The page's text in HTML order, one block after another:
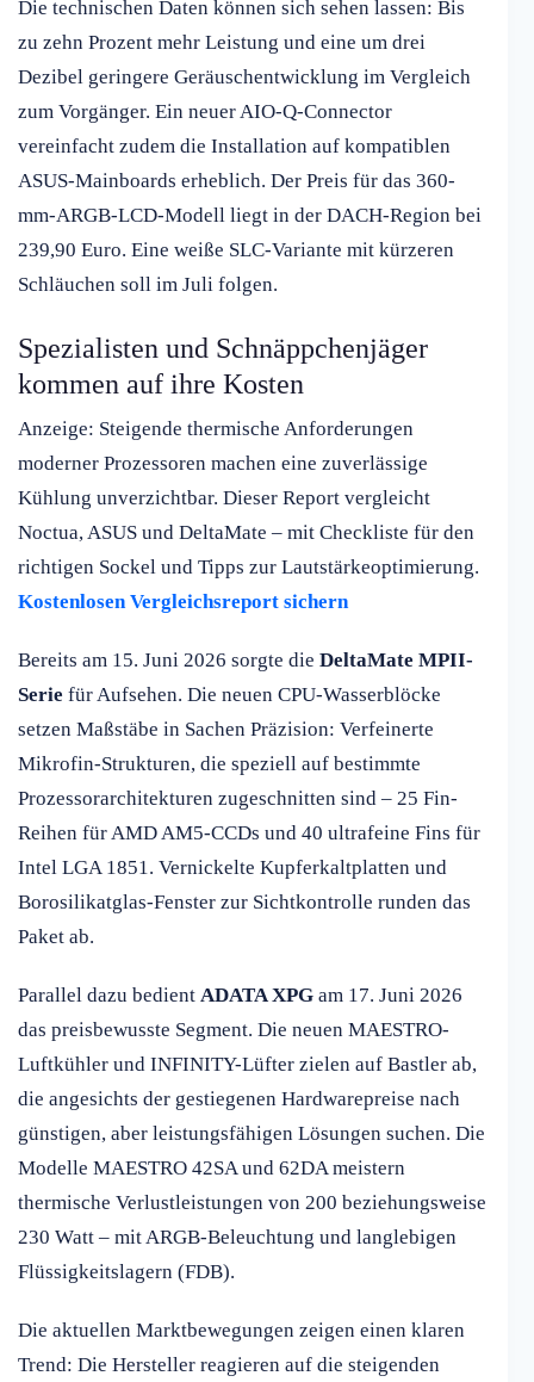
Die technischen Daten können sich sehen lassen: Bis
zu zehn Prozent mehr Leistung und eine um drei
Dezibel geringere Geräuschentwicklung im Vergleich
zum Vorgänger. Ein neuer AIO-Q-Connector
vereinfacht zudem die Installation auf kompatiblen
ASUS-Mainboards erheblich. Der Preis für das 360-
mm-ARGB-LCD-Modell liegt in der DACH-Region bei
239,90 Euro. Eine weiße SLC-Variante mit kürzeren
Schläuchen soll im Juli folgen.
Spezialisten und Schnäppchenjäger
kommen auf ihre Kosten
Anzeige: Steigende thermische Anforderungen
moderner Prozessoren machen eine zuverlässige
Kühlung unverzichtbar. Dieser Report vergleicht
Noctua, ASUS und DeltaMate – mit Checkliste für den
richtigen Sockel und Tipps zur Lautstärkeoptimierung.
Kostenlosen Vergleichsreport sichern
Bereits am 15. Juni 2026 sorgte die DeltaMate MPII-
Serie für Aufsehen. Die neuen CPU-Wasserblöcke
setzen Maßstäbe in Sachen Präzision: Verfeinerte
Mikrofin-Strukturen, die speziell auf bestimmte
Prozessorarchitekturen zugeschnitten sind – 25 Fin-
Reihen für AMD AM5-CCDs und 40 ultrafeine Fins für
Intel LGA 1851. Vernickelte Kupferkaltplatten und
Borosilikatglas-Fenster zur Sichtkontrolle runden das
Paket ab.
Parallel dazu bedient ADATA XPG am 17. Juni 2026
das preisbewusste Segment. Die neuen MAESTRO-
Luftkühler und INFINITY-Lüfter zielen auf Bastler ab,
die angesichts der gestiegenen Hardwarepreise nach
günstigen, aber leistungsfähigen Lösungen suchen. Die
Modelle MAESTRO 42SA und 62DA meistern
thermische Verlustleistungen von 200 beziehungsweise
230 Watt – mit ARGB-Beleuchtung und langlebigen
Flüssigkeitslagern (FDB).
Die aktuellen Marktbewegungen zeigen einen klaren
Trend: Die Hersteller reagieren auf die steigenden